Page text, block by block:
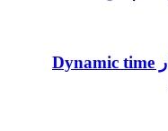
دانلود برنامه بازشناسی گفتار Dynamic time